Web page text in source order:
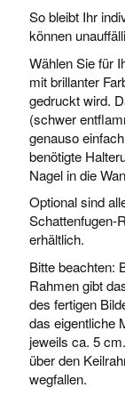
So bleibt Ihr
können
Wählen Sie für
mit brillanter
gedruckt wird.
(schwer
genauso
benötigte
Nagel in die
Optional sind
Schattenfugen-
erhältlich.
Bitte beachten:
Rahmen gibt
des fertigen
das eigentliche
jeweils ca. 5
über den
wegfallen.